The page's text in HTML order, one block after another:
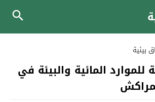
بيئية
للموارد المائية والبيئة في